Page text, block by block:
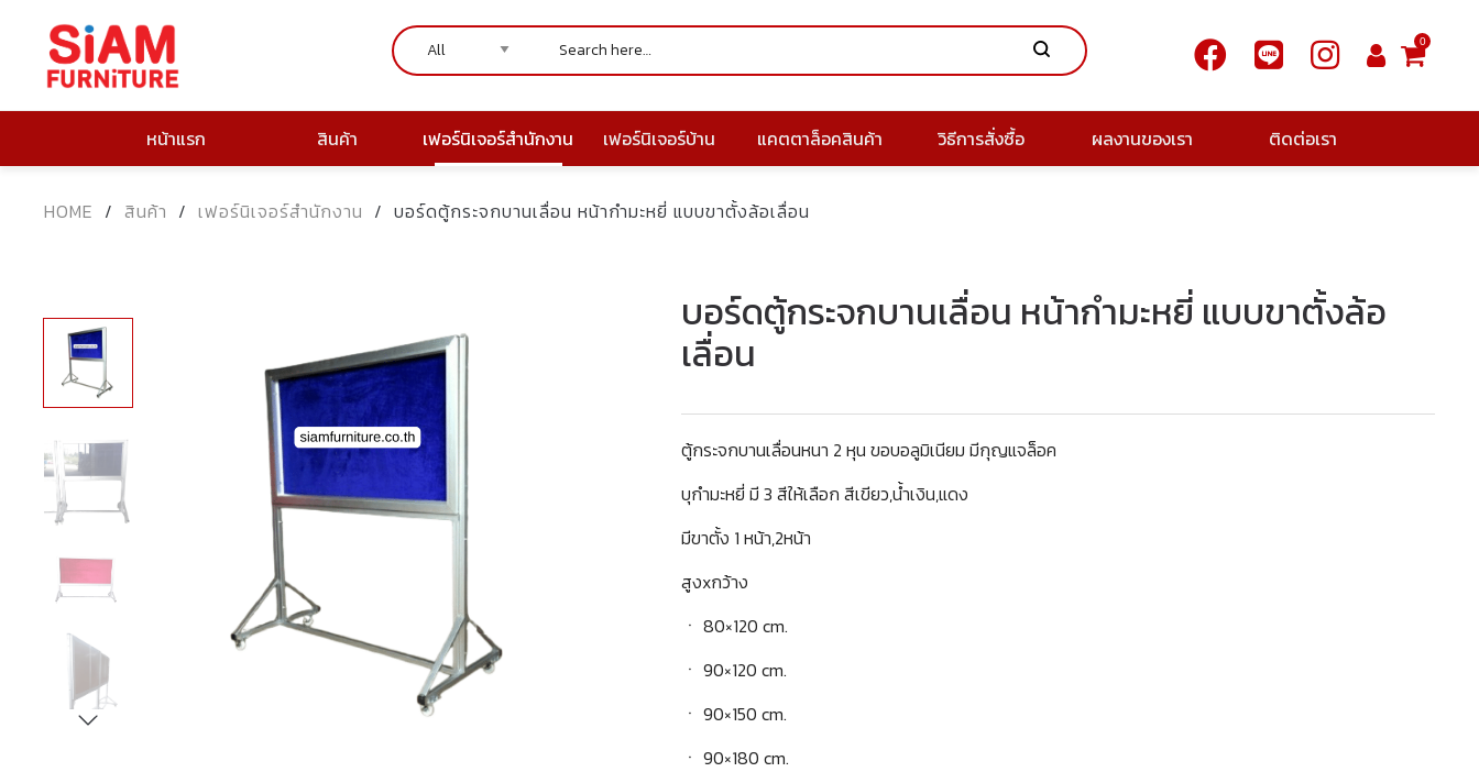
0
หน้าแรก สินค้า เฟอร์นิเจอร์สำนักงาน เฟอร์นิเจอร์บ้าน แคตตาล็อคสินค้า วิธีการสั่งซื้อ ผลงานของเรา ติดต่อเรา
HOME / สินค้า / เฟอร์นิเจอร์สำนักงาน / บอร์ดตู้กระจกบานเลื่อน หน้ากำมะหยี่ แบบขาตั้งล้อเลื่อน
บอร์ดตู้กระจกบานเลื่อน หน้ากำมะหยี่ แบบขาตั้งล้อ
เลื่อน
ตู้กระจกบานเลื่อนหนา 2 หุน ขอบอลูมิเนียม มีกุญแจล็อค
บุกำมะหยี่ มี 3 สีให้เลือก สีเขียว,น้ำเงิน,แดง
มีขาตั้ง 1 หน้า,2หน้า
สูงxกว้าง
ㆍ 80×120 cm.
ㆍ 90×120 cm.
ㆍ 90×150 cm.
ㆍ 90×180 cm.